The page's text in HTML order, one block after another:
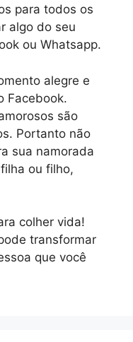
para todos os
algo do seu
ou Whatsapp.
alegre e
Facebook.
são
Portanto não
sua namorada
ou filho,
colher vida!
transformar
que você